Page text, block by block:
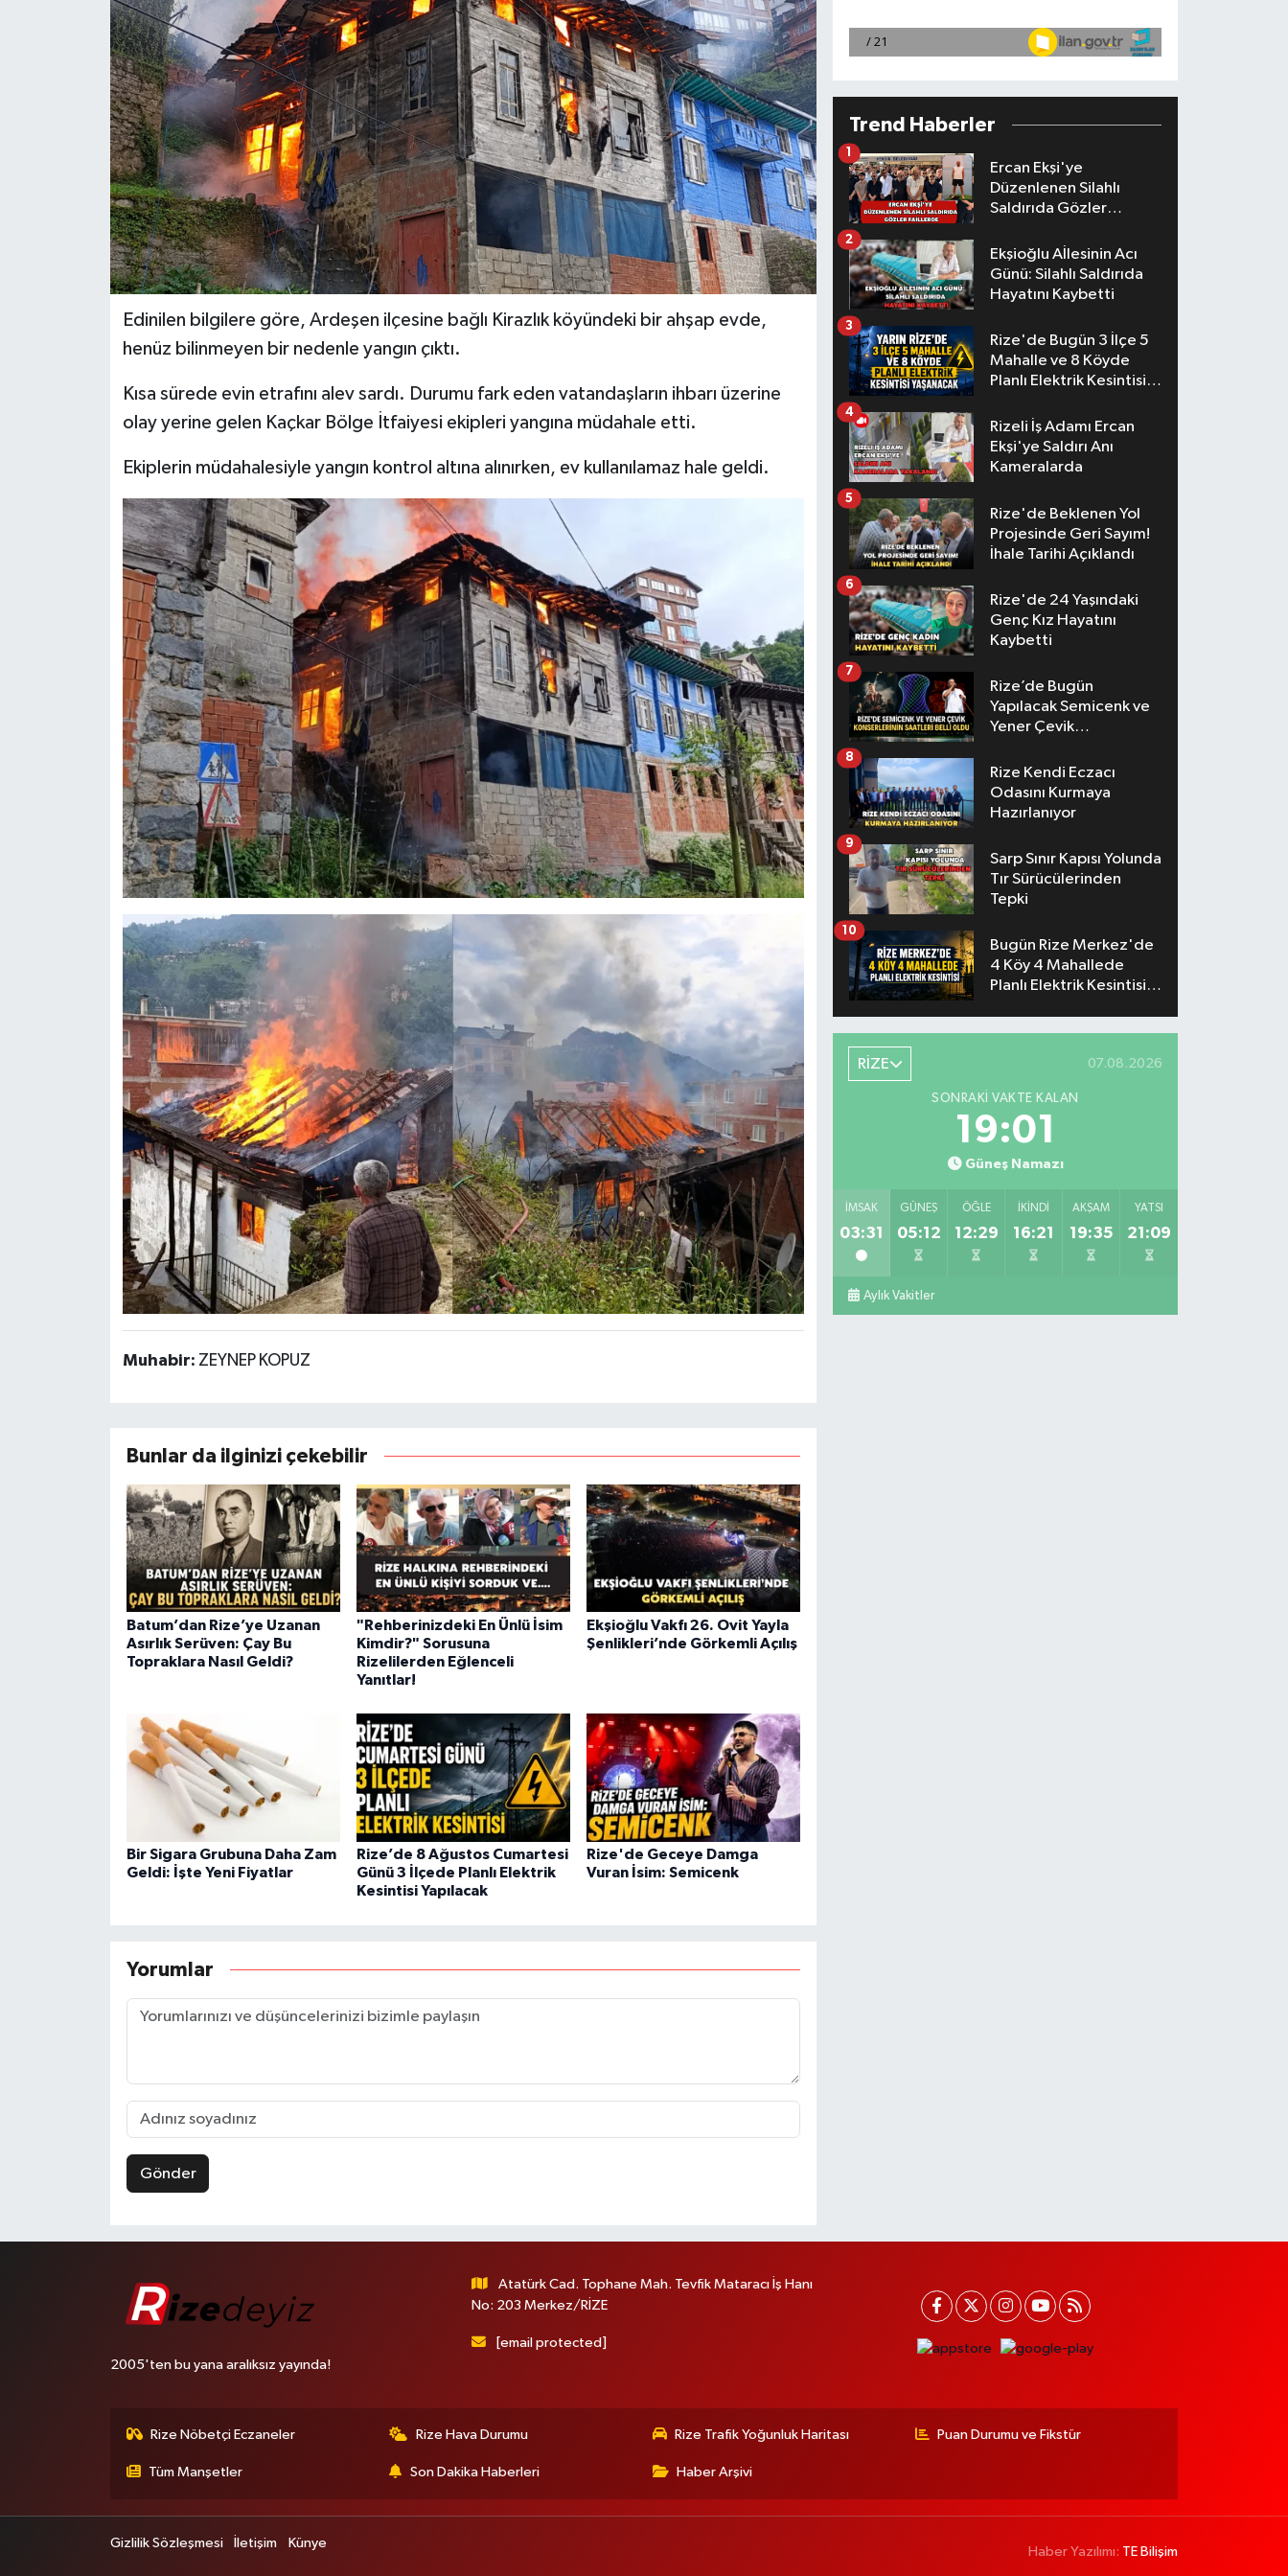
Edinilen bilgilere göre, Ardeşen ilçesine bağlı Kirazlık köyündeki bir ahşap evde,
henüz bilinmeyen bir nedenle yangın çıktı.
Kısa sürede evin etrafını alev sardı. Durumu fark eden vatandaşların ihbarı üzerine
olay yerine gelen Kaçkar Bölge İtfaiyesi ekipleri yangına müdahale etti.
Ekiplerin müdahalesiyle yangın kontrol altına alınırken, ev kullanılamaz hale geldi.
Muhabir: ZEYNEP KOPUZ
Bunlar da ilginizi çekebilir
Batum’dan Rize’ye Uzanan
Asırlık Serüven: Çay Bu
Topraklara Nasıl Geldi?
"Rehberinizdeki En Ünlü İsim
Kimdir?" Sorusuna
Rizelilerden Eğlenceli
Yanıtlar!
Ekşioğlu Vakfı 26. Ovit Yayla
Şenlikleri’nde Görkemli Açılış
Bir Sigara Grubuna Daha Zam
Geldi: İşte Yeni Fiyatlar
Rize’de 8 Ağustos Cumartesi
Günü 3 İlçede Planlı Elektrik
Kesintisi Yapılacak
Rize'de Geceye Damga
Vuran İsim: Semicenk
Yorumlar
Gönder
Trend Haberler
Ercan Ekşi'ye
Düzenlenen Silahlı
Saldırıda Gözler
1
Ekşioğlu Aİlesinin Acı
Günü: Silahlı Saldırıda
Hayatını Kaybetti
2
Rize'de Bugün 3 İlçe 5
Mahalle ve 8 Köyde
Planlı Elektrik Kesintisi
3
Rizeli İş Adamı Ercan
Ekşi'ye Saldırı Anı
Kameralarda
4
Rize'de Beklenen Yol
Projesinde Geri Sayım!
İhale Tarihi Açıklandı
5
Rize'de 24 Yaşındaki
Genç Kız Hayatını
Kaybetti
6
Rize’de Bugün
Yapılacak Semicenk ve
Yener Çevik
Belli Oldu
7
Rize Kendi Eczacı
Odasını Kurmaya
Hazırlanıyor
8
Sarp Sınır Kapısı Yolunda
Tır Sürücülerinden
Tepki
9
Bugün Rize Merkez'de
4 Köy 4 Mahallede
Planlı Elektrik Kesintisi
10
RİZE 07.08.2026
SONRAKI VAKTE KALAN
19:00
Güneş Namazı
İMSAK
03:31
GÜNEŞ
05:12
ÖĞLE
12:29
İKINDI
16:21
AKŞAM
19:35
YATSI
21:09
Aylık Vakitler
2005'ten bu yana aralıksız yayında!
Atatürk Cad. Tophane Mah. Tevfik Mataracı İş Hanı
No: 203 Merkez/RİZE
[email protected]
Rize Nöbetçi Eczaneler Rize Hava Durumu Rize Trafik Yoğunluk Haritası Puan Durumu ve Fikstür
Tüm Manşetler Son Dakika Haberleri Haber Arşivi
Gizlilik Sözleşmesi İletişim Künye
Haber Yazılımı: TE Bilişim